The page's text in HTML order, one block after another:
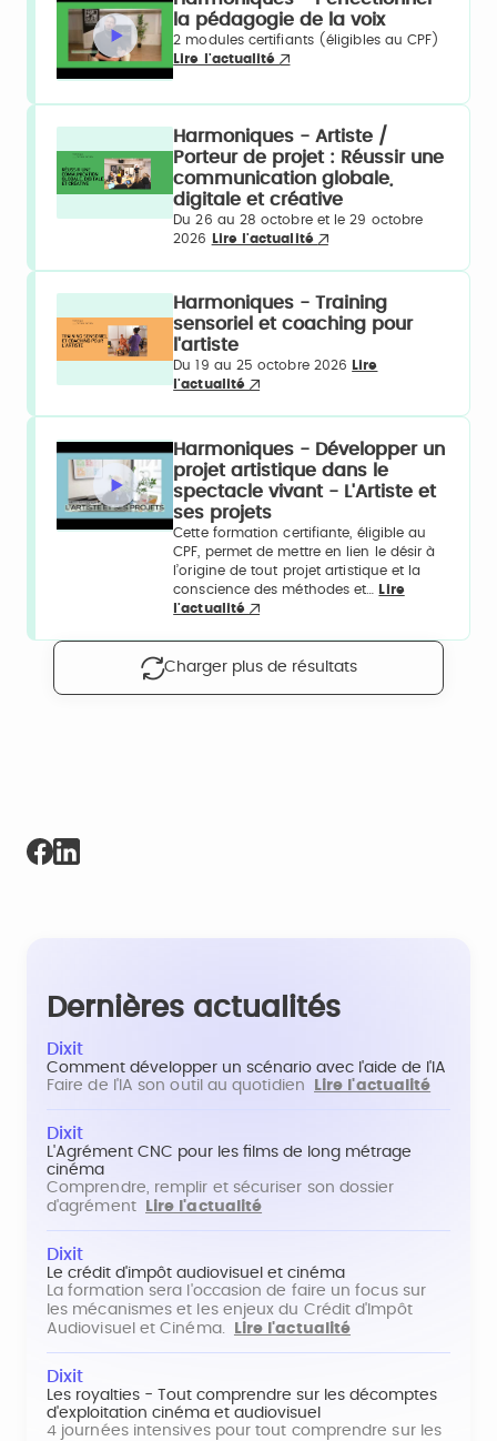
la pédagogie de la voix
2 modules certifiants (éligibles au CPF)
Lire l'actualité
Harmoniques - Artiste /
Porteur de projet : Réussir une
communication globale,
digitale et créative
Du 26 au 28 octobre et le 29 octobre
2026
Lire l'actualité
Harmoniques - Training
sensoriel et coaching pour
l'artiste
Du 19 au 25 octobre 2026
Lire
l'actualité
Harmoniques - Développer un
projet artistique dans le
spectacle vivant - L'Artiste et
ses projets
Cette formation certifiante, éligible au
CPF, permet de mettre en lien le désir à
l’origine de tout projet artistique et la
conscience des méthodes et…
Lire
l'actualité
Charger plus de résultats
Dernières actualités
Dixit
Comment développer un scénario avec l'aide de l'IA
Faire de l'IA son outil au quotidien
Lire l'actualité
Dixit
L'Agrément CNC pour les films de long métrage
cinéma
Comprendre, remplir et sécuriser son dossier
d'agrément
Lire l'actualité
Dixit
Le crédit d'impôt audiovisuel et cinéma
La formation sera l'occasion de faire un focus sur
les mécanismes et les enjeux du Crédit d'Impôt
Audiovisuel et Cinéma.
Lire l'actualité
Dixit
Les royalties - Tout comprendre sur les décomptes
d'exploitation cinéma et audiovisuel
4 journées intensives pour tout comprendre sur les